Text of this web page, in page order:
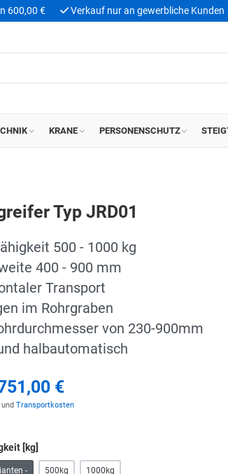
600,00 € Verkauf nur an gewerbliche Kunden
KRANE PERSONENSCHUTZ
Typ JRD01
500 - 1000 kg
400 - 900 mm
Transport
im Rohrgraben
von 230-900mm
halbautomatisch
€
Transportkosten
[kg]
- 500kg 1000kg